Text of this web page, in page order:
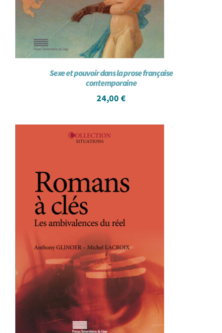
Sexe et pouvoir dans la prose française
contemporaine
24,00 €